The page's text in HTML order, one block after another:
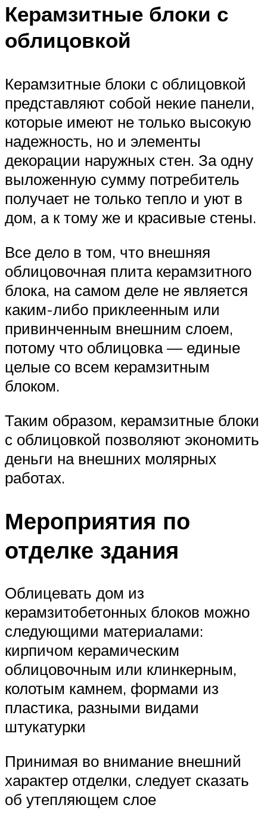
Керамзитные блоки с
облицовкой
Керамзитные блоки с облицовкой
представляют собой некие панели,
которые имеют не только высокую
надежность, но и элементы
декорации наружных стен. За одну
выложенную сумму потребитель
получает не только тепло и уют в
дом, а к тому же и красивые стены.
Все дело в том, что внешняя
облицовочная плита керамзитного
блока, на самом деле не является
каким-либо приклеенным или
привинченным внешним слоем,
потому что облицовка — единые
целые со всем керамзитным
блоком.
Таким образом, керамзитные блоки
с облицовкой позволяют экономить
деньги на внешних молярных
работах.
Мероприятия по
отделке здания
Облицевать дом из
керамзитобетонных блоков можно
следующими материалами:
кирпичом керамическим
облицовочным или клинкерным,
колотым камнем, формами из
пластика, разными видами
штукатурки
Принимая во внимание внешний
характер отделки, следует сказать
об утепляющем слое